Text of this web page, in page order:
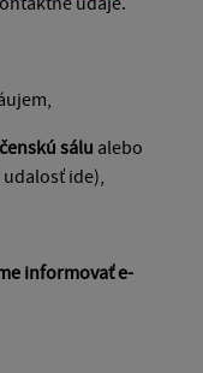
sálu alebo
ide),
informovať e-